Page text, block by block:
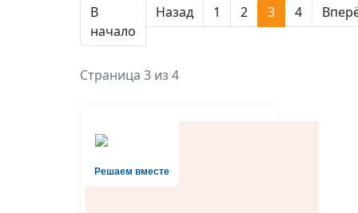
В
начало
Назад 1 2 3 4
Страница 3 из 4
Решаем вместе